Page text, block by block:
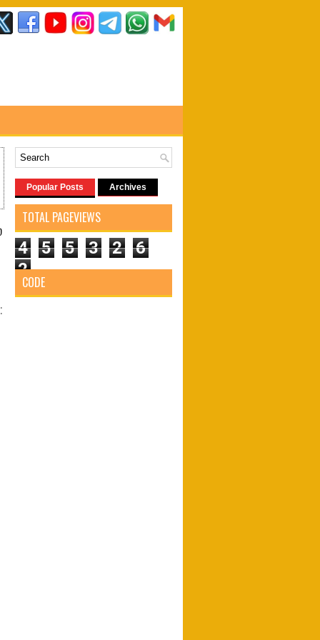
Popular Posts Archives
TOTAL PAGEVIEWS
4 5 5 3 2
6
2
CODE